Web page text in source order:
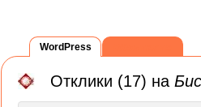
WordPress
Отклики (17) на